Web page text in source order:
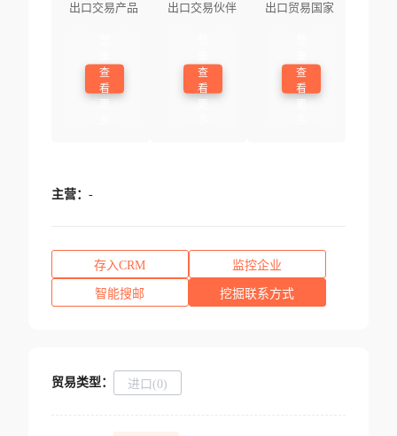
出口交易产品
查
看
出口交易伙伴
查
看
出口贸易国家
查
看
主营： -
存入CRM 监控企业
智能搜邮 挖掘联系方式
贸易类型： 进口(0)